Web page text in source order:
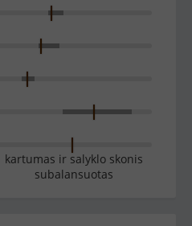
kartumas ir salyklo skonis
subalansuotas